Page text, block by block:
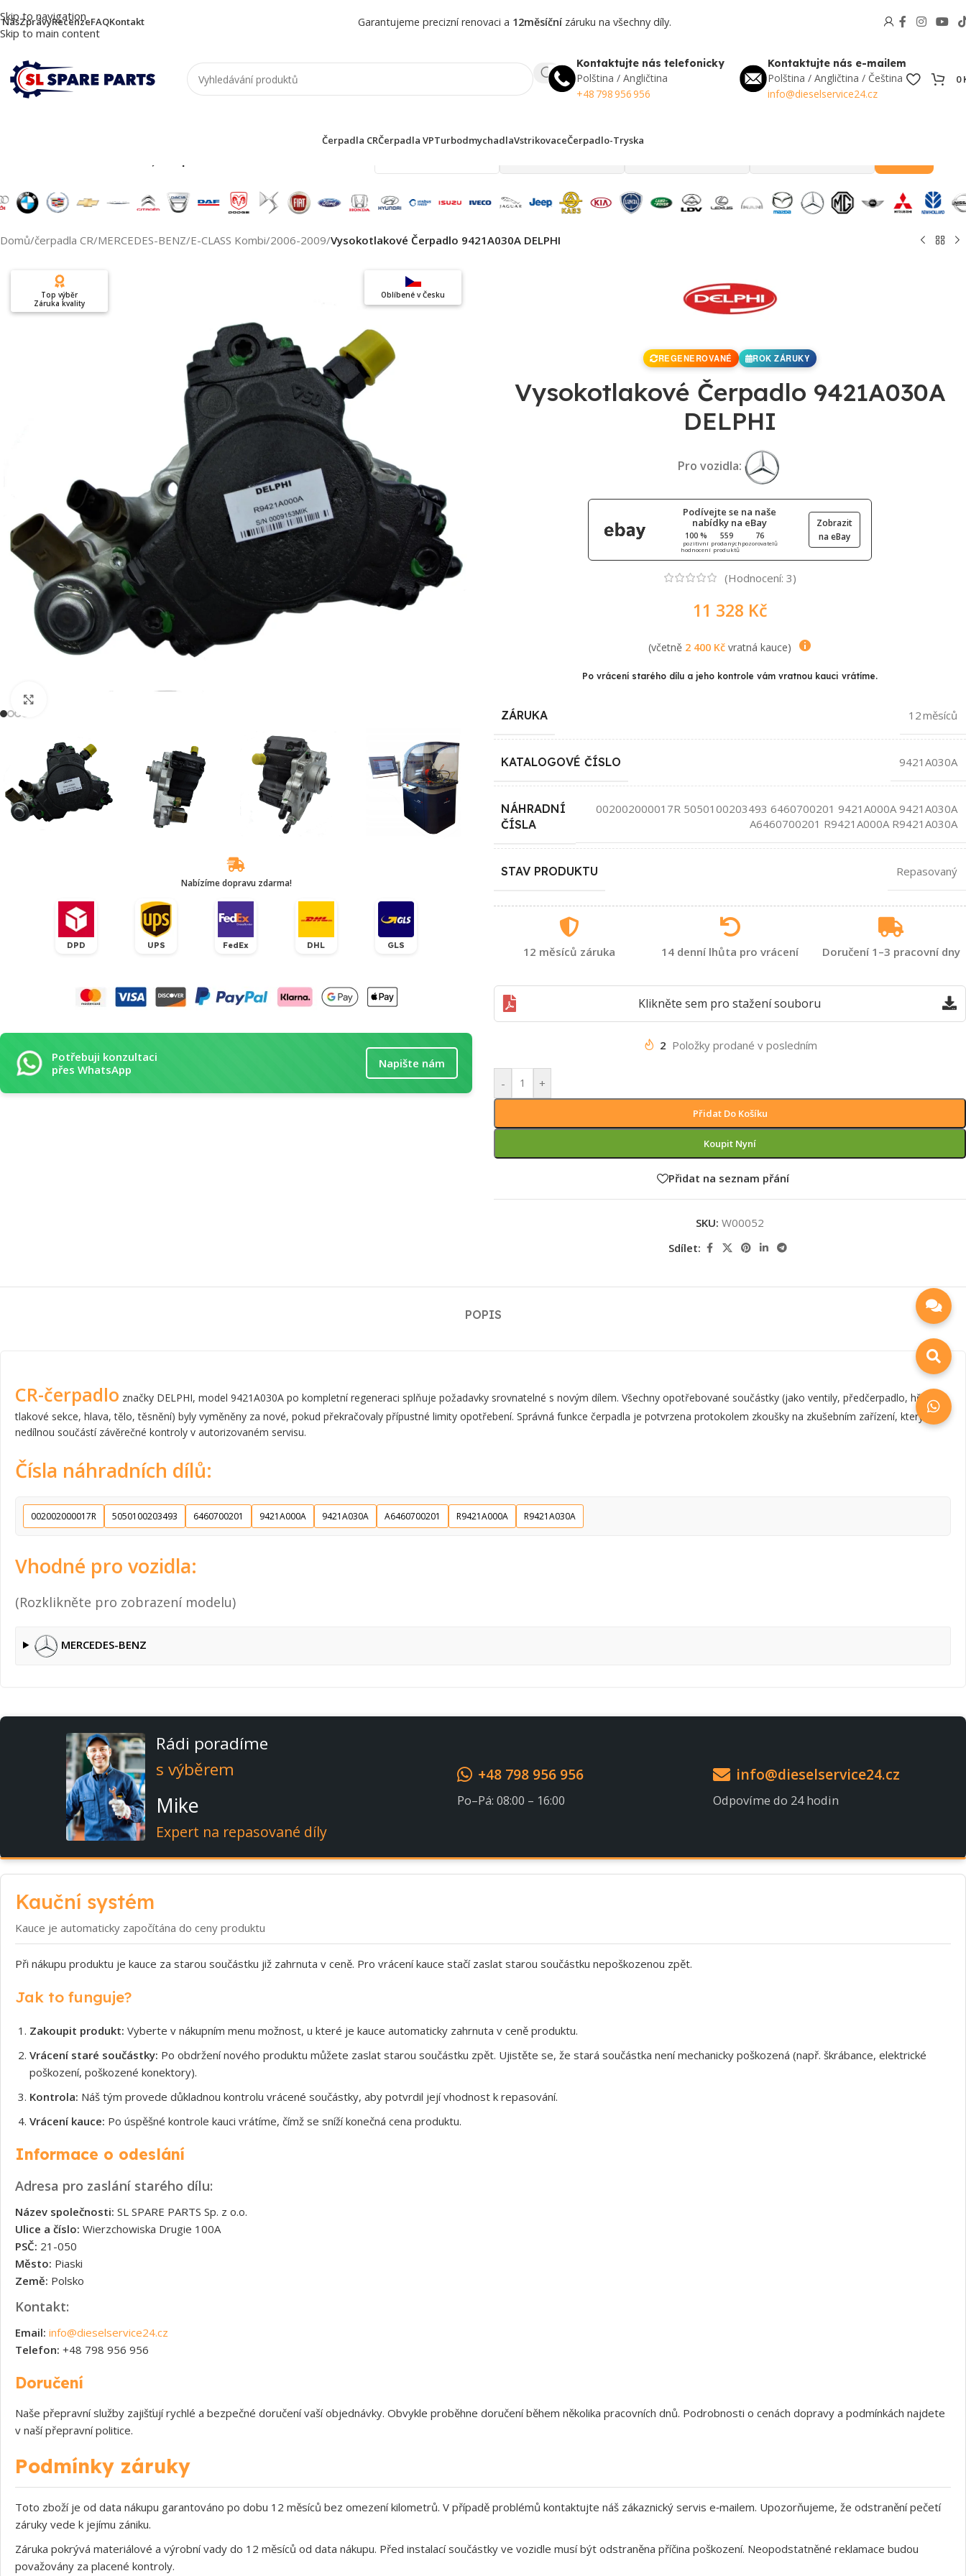
Skip to navigation
Skip to main content
NásZprávyRecenzeFAQKontakt Garantujeme precizní renovaci a 12měsíčnízáruku na všechny díly.
Kontaktujte nás telefonicky
Polština / Angličtina
+48 798 956 956
Kontaktujte nás e-mailem
Polština / Angličtina / Čeština
info@dieselservice24.cz
0
Čerpadla CRČerpadla VPTurbodmychadlaVstrikovaceČerpadlo-Tryska
Domů/čerpadla CR/MERCEDES-BENZ/E-CLASS Kombi/2006-2009/Vysokotlakové Čerpadlo 9421A030A DELPHI
Oblíbené v Česku
Top výběr
Záruka kvality
Nabízíme dopravu zdarma!
DPD UPS FedEx DHL GLS
Potřebuji konzultaci
přes WhatsApp
Napište nám
REGENEROVANÉ ROK ZÁRUKY
Vysokotlakové Čerpadlo 9421A030A
DELPHI
Pro vozidla:
Podívejte se na naše
nabídky na eBay
100 %
pozitivní
hodnocení
559
prodaných
produktů
76
pozorovatelů
Zobrazit
na eBay
(Hodnocení: 3)
11 328 Kč
(včetně 2 400 Kčvratná kauce)
Po vrácení starého dílu a jeho kontrole vám vratnou kauci vrátíme.
ZÁRUKA 12 měsíců
KATALOGOVÉ ČÍSLO 9421A030A
NÁHRADNÍ
ČÍSLA
002002000017R 5050100203493 6460700201 9421A000A 9421A030A
A6460700201 R9421A000A R9421A030A
STAV PRODUKTU Repasovaný
12 měsíců záruka 14 denní lhůta pro vrácení Doručení 1–3 pracovní dny
Klikněte sem pro stažení souboru
2 Položky prodané v posledním
- +
Přidat Do Košíku
Koupit Nyní
Přidat na seznam přání
SKU: W00052
Sdílet:
POPIS
CR-čerpadlo značky DELPHI, model 9421A030A po kompletní regeneraci splňuje požadavky srovnatelné s novým dílem. Všechny opotřebované součástky (jako ventily, předčerpadlo, hřídel,
tlakové sekce, hlava, tělo, těsnění) byly vyměněny za nové, pokud překračovaly přípustné limity opotřebení. Správná funkce čerpadla je potvrzena protokolem zkoušky na zkušebním zařízení, který je
nedílnou součástí závěrečné kontroly v autorizovaném servisu.
Čísla náhradních dílů:
002002000017R 5050100203493 6460700201 9421A000A 9421A030A A6460700201 R9421A000A R9421A030A
Vhodné pro vozidla:
(Rozklikněte pro zobrazení modelu)
MERCEDES-BENZ
Rádi poradíme
s výběrem
Mike
Expert na repasované díly
+48 798 956 956
Po–Pá: 08:00 – 16:00
info@dieselservice24.cz
Odpovíme do 24 hodin
Kauční systém
Kauce je automaticky započítána do ceny produktu
Při nákupu produktu je kauce za starou součástku již zahrnuta v ceně. Pro vrácení kauce stačí zaslat starou součástku nepoškozenou zpět.
Jak to funguje?
Zakoupit produkt: Vyberte v nákupním menu možnost, u které je kauce automaticky zahrnuta v ceně produktu.
Vrácení staré součástky: Po obdržení nového produktu můžete zaslat starou součástku zpět. Ujistěte se, že stará součástka není mechanicky poškozená (např. škrábance, elektrické
poškození, poškozené konektory).
Kontrola: Náš tým provede důkladnou kontrolu vrácené součástky, aby potvrdil její vhodnost k repasování.
Vrácení kauce: Po úspěšné kontrole kauci vrátíme, čímž se sníží konečná cena produktu.
Informace o odeslání
Adresa pro zaslání starého dílu:
Název společnosti: SL SPARE PARTS Sp. z o.o.
Ulice a číslo: Wierzchowiska Drugie 100A
PSČ: 21-050
Město: Piaski
Země: Polsko
Kontakt:
Email: info@dieselservice24.cz
Telefon: +48 798 956 956
Doručení
Naše přepravní služby zajišťují rychlé a bezpečné doručení vaší objednávky. Obvykle proběhne doručení během několika pracovních dnů. Podrobnosti o cenách dopravy a podmínkách najdete
v naší přepravní politice.
Podmínky záruky
Toto zboží je od data nákupu garantováno po dobu 12 měsíců bez omezení kilometrů. V případě problémů kontaktujte náš zákaznický servis e‑mailem. Upozorňujeme, že odstranění pečetí
záruky vede k jejímu zániku.
Záruka pokrývá materiálové a výrobní vady do 12 měsíců od data nákupu. Před instalací součástky ve vozidle musí být odstraněna příčina poškození. Neopodstatněné reklamace budou
považovány za placené kontroly.